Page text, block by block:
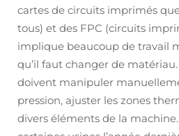
cartes de circuits imprimés
tous) et des FPC (circuits
implique beaucoup de travail
qu’il faut changer de
doivent manipuler
pression, ajuster les zones
divers éléments de la